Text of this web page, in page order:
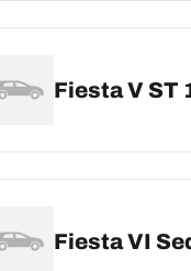
Fiesta V ST
Fiesta VI